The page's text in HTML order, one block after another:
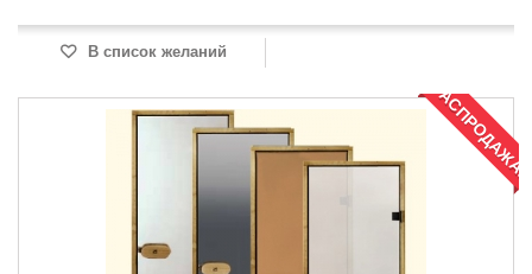
В список желаний
РАСПРОДАЖА!